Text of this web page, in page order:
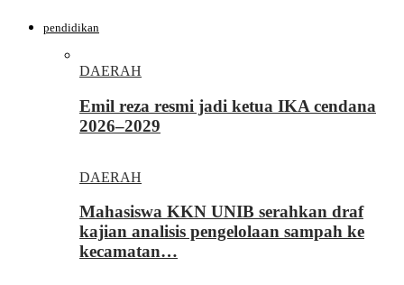
pendidikan
DAERAH
Emil reza resmi jadi ketua IKA cendana
2026–2029
DAERAH
Mahasiswa KKN UNIB serahkan draf
kajian analisis pengelolaan sampah ke
kecamatan…